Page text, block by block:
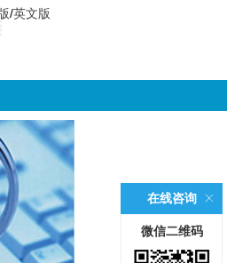
/英文版
在线咨询
微信二维码